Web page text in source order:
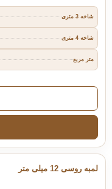
شاخه 3 متری
شاخه 4 متری
متر مربع
لمبه روسی 12 میلی متر